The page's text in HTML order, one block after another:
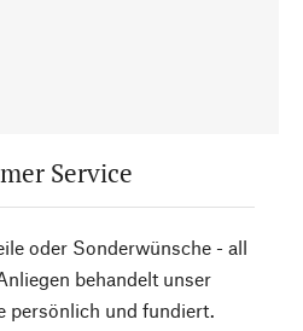
Service
oder Sonderwünsche - all
behandelt unser
persönlich und fundiert.